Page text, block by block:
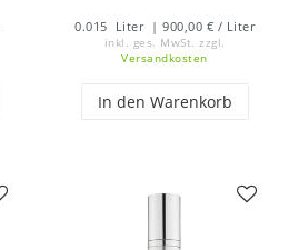
0.015 Liter | 900,00 € / Liter
inkl. ges. MwSt. zzgl.
Versandkosten
In den Warenkorb